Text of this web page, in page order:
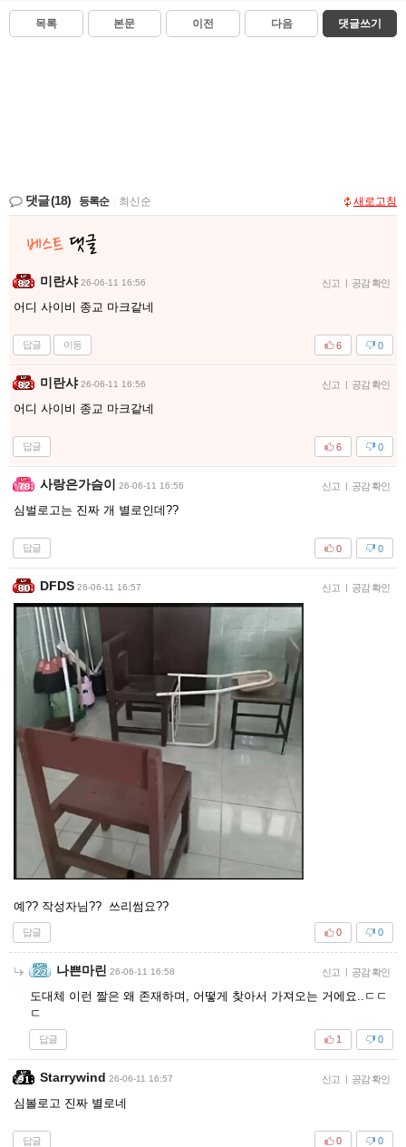
목록 본문 이전 다음 댓글쓰기
댓글(18) 등록순 최신순 새로고침
미란샤 26-06-11 16:56 신고 | 공감 확인
어디 사이비 종교 마크같네
답글 이동 0
6
미란샤 26-06-11 16:56 신고 | 공감 확인
어디 사이비 종교 마크같네
답글 0
6
사랑은가슴이 26-06-11 16:56 신고 | 공감 확인
심벌로고는 진짜 개 별로인데??
답글 0
0
DFDS 26-06-11 16:57 신고 | 공감 확인
예?? 작성자님?? 쓰리썸요??
답글 0
0
나쁜마린 26-06-11 16:58 신고 | 공감 확인
도대체 이런 짤은 왜 존재하며, 어떻게 찾아서 가져오는 거에요..ㄷㄷ
ㄷ
답글 0
1
Starrywind 26-06-11 16:57 신고 | 공감 확인
심볼로고 진짜 별로네
답글 0
0